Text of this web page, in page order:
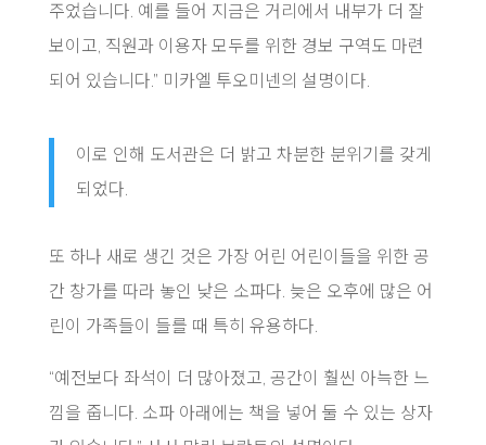
주었습니다. 예를 들어 지금은 거리에서 내부가 더 잘
보이고, 직원과 이용자 모두를 위한 경보 구역도 마련
되어 있습니다.” 미카엘 투오미넨의 설명이다.
이로 인해 도서관은 더 밝고 차분한 분위기를 갖게
되었다.
또 하나 새로 생긴 것은 가장 어린 어린이들을 위한 공
간 창가를 따라 놓인 낮은 소파다. 늦은 오후에 많은 어
린이 가족들이 들를 때 특히 유용하다.
“예전보다 좌석이 더 많아졌고, 공간이 훨씬 아늑한 느
낌을 줍니다. 소파 아래에는 책을 넣어 둘 수 있는 상자